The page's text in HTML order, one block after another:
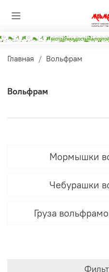
Главная Вольфрам
Вольфрам
Мормышки
Чебурашки
Груза